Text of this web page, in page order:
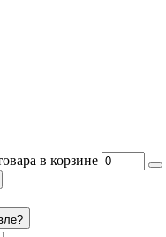
в корзине